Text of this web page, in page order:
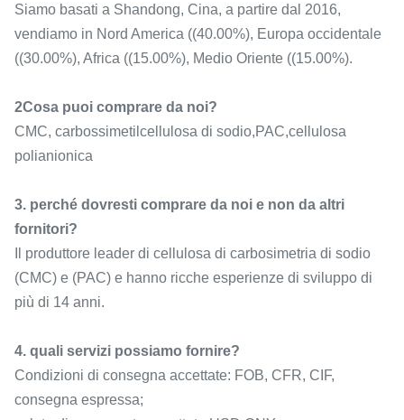
Siamo basati a Shandong, Cina, a partire dal 2016,
vendiamo in Nord America ((40.00%), Europa occidentale
((30.00%), Africa ((15.00%), Medio Oriente ((15.00%).
2Cosa puoi comprare da noi?
CMC, carbossimetilcellulosa di sodio,PAC,cellulosa
polianionica
3. perché dovresti comprare da noi e non da altri
fornitori?
Il produttore leader di cellulosa di carbosimetria di sodio
(CMC) e (PAC) e hanno ricche esperienze di sviluppo di
più di 14 anni.
4. quali servizi possiamo fornire?
Condizioni di consegna accettate: FOB, CFR, CIF,
consegna espressa;